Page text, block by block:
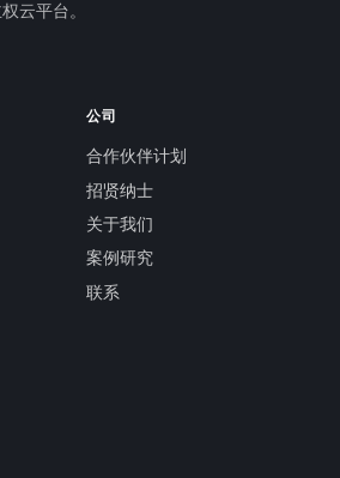
云平台。
公司
合作伙伴计划
招贤纳士
关于我们
案例研究
联系